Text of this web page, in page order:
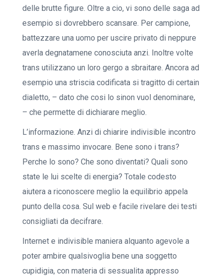
delle brutte figure. Oltre a cio, vi sono delle saga ad
esempio si dovrebbero scansare. Per campione,
battezzare una uomo per uscire privato di neppure
averla degnatamene conosciuta anzi. Inoltre volte
trans utilizzano un loro gergo a sbraitare. Ancora ad
esempio una striscia codificata si tragitto di certain
dialetto, – dato che cosi lo sinon vuol denominare,
– che permette di dichiarare meglio.
L’informazione. Anzi di chiarire indivisible incontro
trans e massimo invocare. Bene sono i trans?
Perche lo sono? Che sono diventati? Quali sono
state le lui scelte di energia? Totale codesto
aiutera a riconoscere meglio la equilibrio appela
punto della cosa. Sul web e facile rivelare dei testi
consigliati da decifrare.
Internet e indivisible maniera alquanto agevole a
poter ambire qualsivoglia bene una soggetto
cupidigia, con materia di sessualita appresso